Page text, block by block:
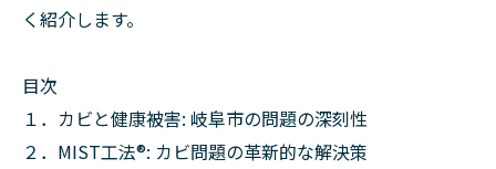
く紹介します。
目次
１．カビと健康被害: 岐阜市の問題の深刻性
２．MIST工法®: カビ問題の革新的な解決策